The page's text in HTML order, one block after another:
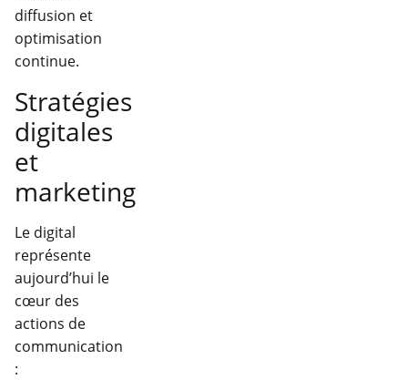
diffusion et
optimisation
continue.
Stratégies
digitales
et
marketing
Le digital
représente
aujourd’hui le
cœur des
actions de
communication
: